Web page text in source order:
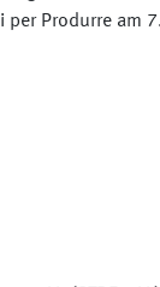
per Produrre am